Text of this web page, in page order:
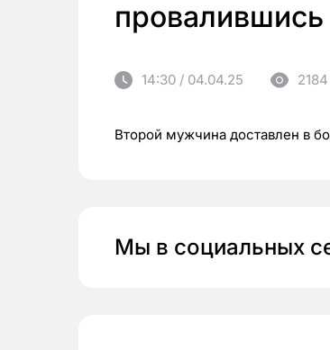
14:30 / 04.04.25 2184
Второй мужчина доставлен в
Мы в социальных